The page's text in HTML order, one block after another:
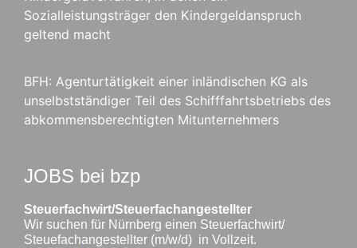
Sozialleistungsträger den Kindergeldanspruch
geltend macht
BFH: Agenturtätigkeit einer inländischen KG als
unselbstständiger Teil des Schifffahrtsbetriebs des
abkommensberechtigten Mitunternehmers
JOBS bei bzp
Steuerfachwirt/Steuerfachangestellter
Wir suchen für Nürnberg einen Steuerfachwirt/
Steuefachangestellter (m/w/d) in Vollzeit.